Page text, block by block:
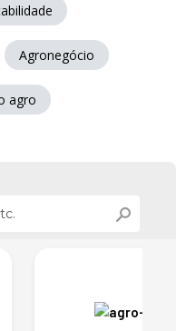
Agronegócio
agro